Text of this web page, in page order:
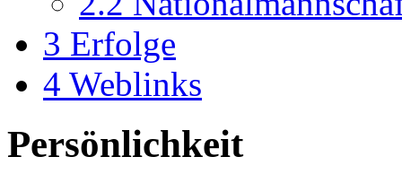
3 Erfolge
4 Weblinks
Persönlichkeit